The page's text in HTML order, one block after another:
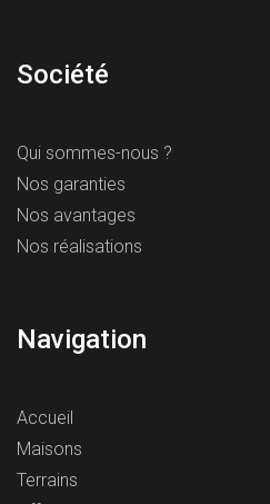
Société
Qui sommes-nous ?
Nos garanties
Nos avantages
Nos réalisations
Navigation
Accueil
Maisons
Terrains